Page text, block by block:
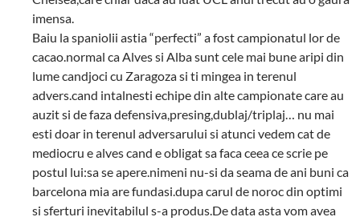
imensa.
Baiu la spaniolii astia “perfecti” a fost campionatul lor de
cacao.normal ca Alves si Alba sunt cele mai bune aripi din
lume candjoci cu Zaragoza si ti mingea in terenul
advers.cand intalnesti echipe din alte campionate care au
auzit si de faza defensiva,presing,dublaj/triplaj… nu mai
esti doar in terenul adversarului si atunci vedem cat de
mediocru e alves cand e obligat sa faca ceea ce scrie pe
postul lui:sa se apere.nimeni nu-si da seama de ani buni ca
barcelona mia are fundasi.dupa carul de noroc din optimi
si sferturi inevitabilul s-a produs.De data asta vom avea